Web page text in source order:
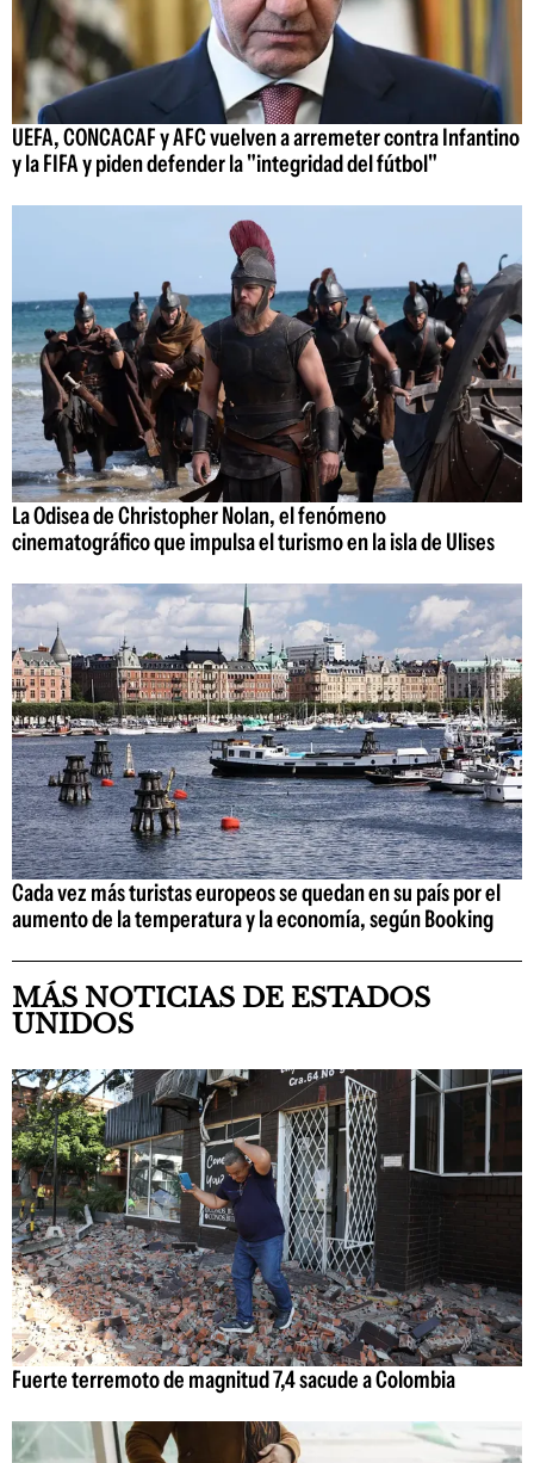
UEFA, CONCACAF y AFC vuelven a arremeter contra Infantino
y la FIFA y piden defender la "integridad del fútbol"
La Odisea de Christopher Nolan, el fenómeno
cinematográfico que impulsa el turismo en la isla de Ulises
Cada vez más turistas europeos se quedan en su país por el
aumento de la temperatura y la economía, según Booking
MÁS NOTICIAS DE ESTADOS
UNIDOS
Fuerte terremoto de magnitud 7,4 sacude a Colombia